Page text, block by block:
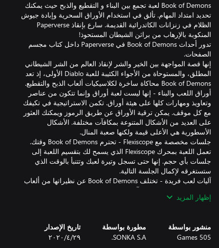
Book of Demons لعبة تجمع بين البناء و التقطيع والذبح حيث يمكنك
تحديد امتداد المهام. تألق في استخدام الأوراق السحرية وإبادة جيوش
الظلام في زنزانات الكاتدرائية القديمة. سارع بإنقاذ Paperverse
تدور أحداث Book of Demons في Paperverse داخل كتاب مجسم
إنها قصة المواجهة بين الخير والشر لإنقاذ العالم من الشر الشيطاني
المطلق، والمستوحاة من الأجواء الكئيبة للعبة Diablo الأولى، إذ تعد
أوراق اللعب والبناء - إنها ليست لعبة أوراق وإنما تتكون من عناصر
وتعاويذ ومهارات كلها على هيئة أوراق. تكمن الاستراتيجية في تكيفك
مع كل موقف. يمكن ترقية الأوراق عن طريق الرموز ويمكنك العثور
على العديد من الأشكال المتنوعة بمكافآت مختلفة. الأشكال
جلسات مخصصة مع Flexiscope - تحترم Book of Demons وقتك.
تعمل اللعبة بمحرك Flexiscope الذي يسمح لك بتقسيم اللعبة إلى
جلسات بأي حجم. إنها حتى تسجل وتيرة لعبك وتتنبأ بالوقت الذي
آليات لعب فريدة - تختلف Book of Demons عن نظيراتها من ألعاب
التقطيع والذبح بالحركات وآليات القتال المتسمة بالبساطة. لا يكون هناك
وقت عادة لإزالة كل العقبات بنقرة زر مثل دروع الوحوش أو تعاويذ
الذبح والتقطيع في عالم Paperverse - تدور أحداث Book of Demons
إظهار المزيد
منشور بواسطة
505 Games
مطورة بواسطة
SONKA S.A.
تاريخ الإصدار
٢٩‏/٤‏/٢٠٢٠